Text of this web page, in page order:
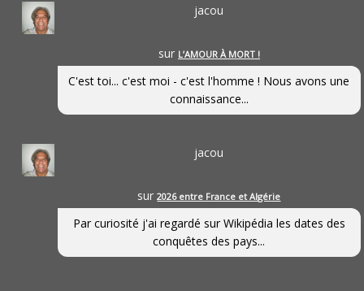
jacou
sur L’AMOUR À MORT !
C'est toi... c'est moi - c'est l'homme ! Nous avons une
connaissance...
jacou
sur2026 entre France et Algérie
Par curiosité j'ai regardé sur Wikipédia les dates des
conquêtes des pays...